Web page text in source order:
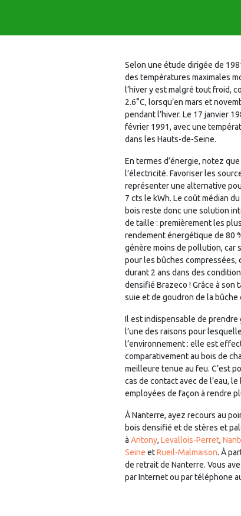
Selon une étude dirigée de
des températures maximales
l’hiver y est malgré tout froid,
2.6°C, lorsqu’en mars et
pendant l’hiver. Le 17 janvier
février 1991, avec une
dans les Hauts-de-Seine.
En termes d’énergie, notez
l’électricité. Favoriser les
représenter une alternative
7 cts le kWh. Le coût médian
bois reste donc une solution
de taille : premièrement les
rendement énergétique de 80
génère moins de pollution, car
pour les bûches compressées,
durant 2 ans dans des
densifié Brazeco ! Grâce à son
suie et de goudron de la
Il est indispensable de
l’une des raisons pour
l’environnement : elle est
comparativement au bois de
meilleure tenue au feu. C’est
cas de contact avec de l’eau,
employées de façon à rendre
À Nanterre, ayez recours au
bois densifié et de stères et
à Antony, Levallois-Perret,
Seine etRueil-Malmaison. À
de retrait de Nanterre. Vous
par Internet ou par téléphone